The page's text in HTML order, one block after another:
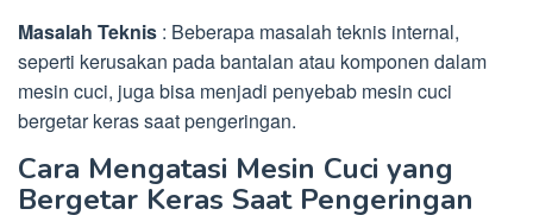
Masalah Teknis : Beberapa masalah teknis internal,
seperti kerusakan pada bantalan atau komponen dalam
mesin cuci, juga bisa menjadi penyebab mesin cuci
bergetar keras saat pengeringan.
Cara Mengatasi Mesin Cuci yang
Bergetar Keras Saat Pengeringan